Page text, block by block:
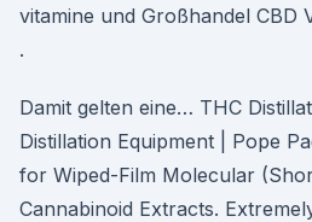
vitamine und Großhandel CBD
.
Damit gelten eine… THC
Distillation Equipment | Pope
for Wiped-Film Molecular
Cannabinoid Extracts.